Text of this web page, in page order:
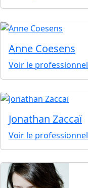
Anne Coesens
Voir le professionnel
Jonathan Zaccaï
Voir le professionnel